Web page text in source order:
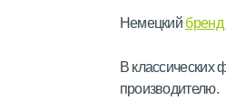
Немецкий
В классических
производителю.